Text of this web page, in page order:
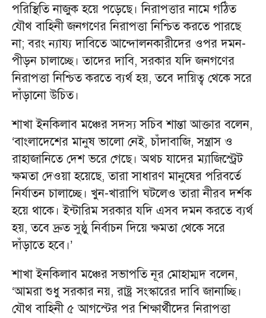
পরিস্থিতি নাজুক হয়ে পড়েছে। নিরাপত্তার নামে গঠিত
যৌথ বাহিনী জনগণের নিরাপত্তা নিশ্চিত করতে পারছে
না; বরং ন্যায্য দাবিতে আন্দোলনকারীদের ওপর দমন-
পীড়ন চালাচ্ছে। তাদের দাবি, সরকার যদি জনগণের
নিরাপত্তা নিশ্চিত করতে ব্যর্থ হয়, তবে দায়িত্ব থেকে সরে
দাঁড়ানো উচিত।
শাখা ইনকিলাব মঞ্চের সদস্য সচিব শান্তা আক্তার বলেন,
‘বাংলাদেশের মানুষ ভালো নেই, চাঁদাবাজি, সন্ত্রাস ও
রাহাজানিতে দেশ ভরে গেছে। অথচ যাদের ম্যাজিস্ট্রেট
ক্ষমতা দেওয়া হয়েছে, তারা সাধারণ মানুষের পরিবর্তে
নির্যাতন চালাচ্ছে। খুন-খারাপি ঘটলেও তারা নীরব দর্শক
হয়ে থাকে। ইন্টারিম সরকার যদি এসব দমন করতে ব্যর্থ
হয়, তবে দ্রুত সুষ্ঠু নির্বাচন দিয়ে ক্ষমতা থেকে সরে
দাঁড়াতে হবে।’
শাখা ইনকিলাব মঞ্চের সভাপতি নূর মোহাম্মদ বলেন,
‘আমরা শুধু সরকার নয়, রাষ্ট্র সংস্কারের দাবি জানাচ্ছি।
যৌথ বাহিনী ৫ আগস্টের পর শিক্ষার্থীদের নিরাপত্তা